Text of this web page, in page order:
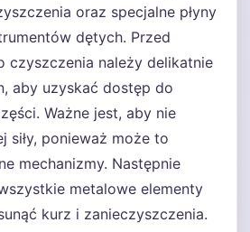
oraz specjalne płyny
dętych. Przed
czyszczenia należy delikatnie
aby uzyskać dostęp do
Ważne jest, aby nie
siły, ponieważ może to
mechanizmy. Następnie
metalowe elementy
kurz i zanieczyszczenia.